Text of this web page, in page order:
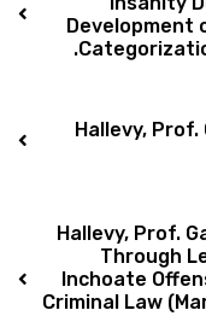
Development
Hallevy,
Hallevy, Prof.
Through
Inchoate
Criminal Law